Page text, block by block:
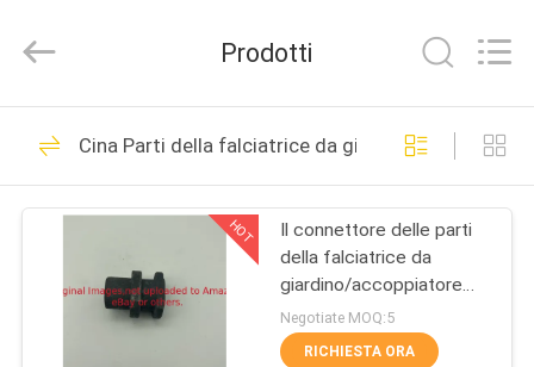
CASA
PRODOTTI
CIRCA
Hesheng
Long
Ltd..
Reserved.
Parti della
falciatrice da
giardino per Toro
431
Prodotti
Cina Parti della falciatrice da giardino per
HOT
Il connettore delle parti
della falciatrice da
giardino/accoppiatore
G3010046 misura
Jacobsen IF-135
Negotiate MOQ:5
RICHIESTA ORA